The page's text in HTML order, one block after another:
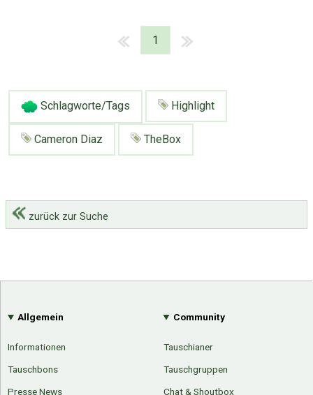
1
Schlagworte/Tags Highlight
Cameron Diaz TheBox
zurück zur Suche
Allgemein
Informationen
Tauschbons
Presse News
Community
Tauschianer
Tauschgruppen
Chat & Shoutbox